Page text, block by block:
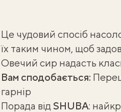
Це чудовий спосіб
їх таким чином, щоб
Овечий сир надасть
Вам сподобається:
гарнір
Порада від SHUBA: